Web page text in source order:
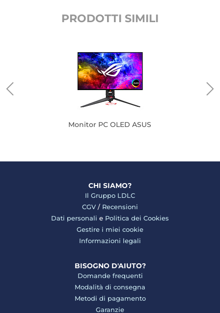
PRODOTTI SIMILI
Monitor PC OLED ASUS
CHI SIAMO?
Il Gruppo LDLC
CGV / Recensioni
Dati personali e Politica dei Cookies
Gestire i miei cookie
Informazioni legali
BISOGNO D'AIUTO?
Domande frequenti
Modalità di consegna
Metodi di pagamento
Garanzie